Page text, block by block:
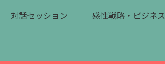
対話セッション 感性戦略・ビジネス